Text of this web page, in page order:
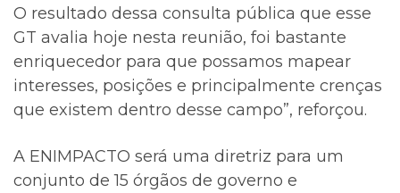
O resultado dessa consulta pública que esse
GT avalia hoje nesta reunião, foi bastante
enriquecedor para que possamos mapear
interesses, posições e principalmente crenças
que existem dentro desse campo”, reforçou.
A ENIMPACTO será uma diretriz para um
conjunto de 15 órgãos de governo e